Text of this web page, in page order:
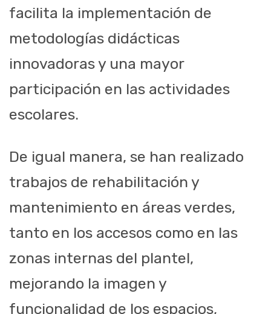
facilita la implementación de
metodologías didácticas
innovadoras y una mayor
participación en las actividades
escolares.
De igual manera, se han realizado
trabajos de rehabilitación y
mantenimiento en áreas verdes,
tanto en los accesos como en las
zonas internas del plantel,
mejorando la imagen y
funcionalidad de los espacios,